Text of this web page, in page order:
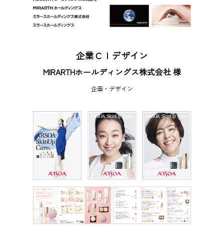
企業ＣＩデザイン
MIRARTHホールディングス株式会社 様
企画・デザイン